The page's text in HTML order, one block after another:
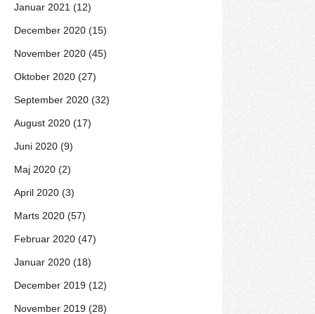
Januar 2021 (12)
December 2020 (15)
November 2020 (45)
Oktober 2020 (27)
September 2020 (32)
August 2020 (17)
Juni 2020 (9)
Maj 2020 (2)
April 2020 (3)
Marts 2020 (57)
Februar 2020 (47)
Januar 2020 (18)
December 2019 (12)
November 2019 (28)